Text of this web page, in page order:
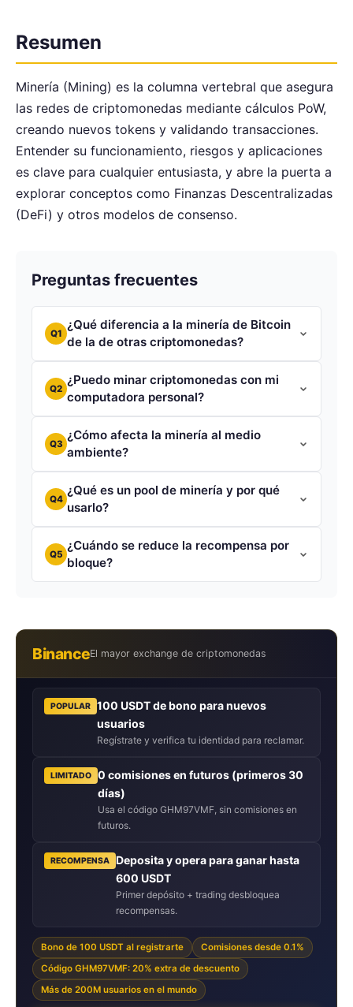
Resumen
Minería (Mining) es la columna vertebral que asegura
las redes de criptomonedas mediante cálculos PoW,
creando nuevos tokens y validando transacciones.
Entender su funcionamiento, riesgos y aplicaciones
es clave para cualquier entusiasta, y abre la puerta a
explorar conceptos como Finanzas Descentralizadas
(DeFi) y otros modelos de consenso.
Preguntas frecuentes
Q1
¿Qué diferencia a la minería de Bitcoin
de la de otras criptomonedas?
Q2
¿Puedo minar criptomonedas con mi
computadora personal?
Q3
¿Cómo afecta la minería al medio
ambiente?
Q4
¿Qué es un pool de minería y por qué
usarlo?
Q5
¿Cuándo se reduce la recompensa por
bloque?
BinanceEl mayor exchange de criptomonedas
POPULAR
100 USDT de bono para nuevos
usuarios
Regístrate y verifica tu identidad para reclamar.
LIMITADO
0 comisiones en futuros (primeros 30
días)
Usa el código GHM97VMF, sin comisiones en
futuros.
RECOMPENSA
Deposita y opera para ganar hasta
600 USDT
Primer depósito + trading desbloquea
recompensas.
Bono de 100 USDT al registrarte
Comisiones desde 0.1%
Código GHM97VMF: 20% extra de descuento
Más de 200M usuarios en el mundo